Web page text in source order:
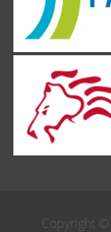
Copyright ©